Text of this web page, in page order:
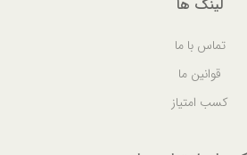
لینک ها
تماس با ما
قوانین ما
کسب امتیاز